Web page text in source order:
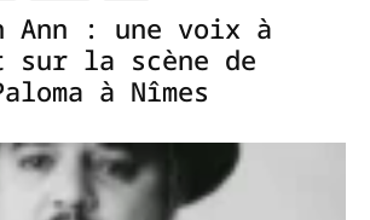
Ann : une voix à
sur la scène de
à Nîmes